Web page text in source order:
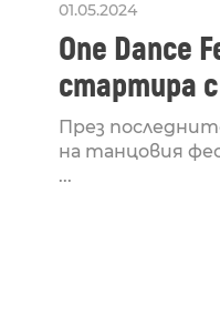
01.05.2024
One Dance
стартира
Lucid,
рейв
През
на танцовия
...